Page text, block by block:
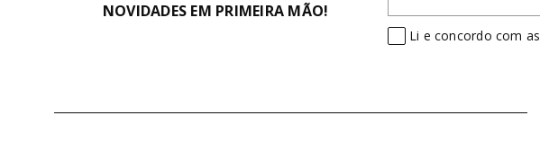
NOVIDADES EM PRIMEIRA MÃO!
Li e concordo com as